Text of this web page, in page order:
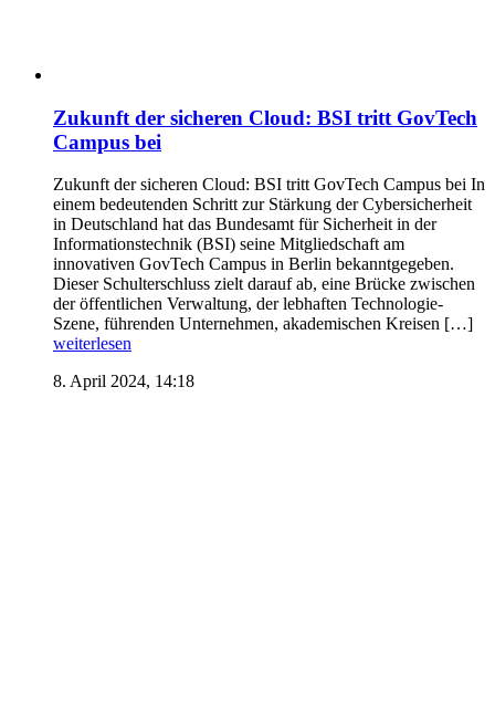
Zukunft der sicheren Cloud: BSI tritt GovTech
Campus bei
Zukunft der sicheren Cloud: BSI tritt GovTech Campus bei In
einem bedeutenden Schritt zur Stärkung der Cybersicherheit
in Deutschland hat das Bundesamt für Sicherheit in der
Informationstechnik (BSI) seine Mitgliedschaft am
innovativen GovTech Campus in Berlin bekanntgegeben.
Dieser Schulterschluss zielt darauf ab, eine Brücke zwischen
der öffentlichen Verwaltung, der lebhaften Technologie-
Szene, führenden Unternehmen, akademischen Kreisen […]
weiterlesen
8. April 2024, 14:18